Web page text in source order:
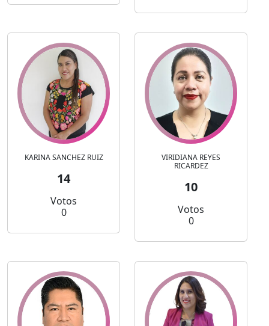
KARINA SANCHEZ RUIZ
14
Votos
0
VIRIDIANA REYES
RICARDEZ
10
Votos
0